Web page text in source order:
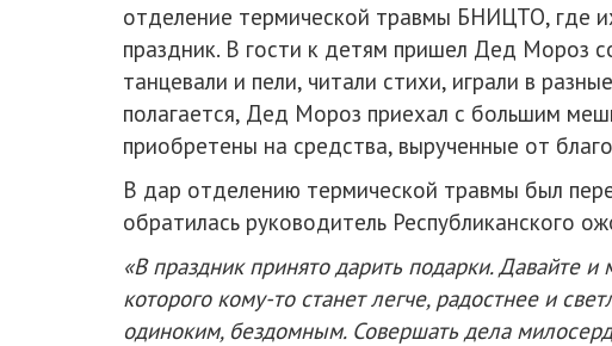
отделение термической травмы БНИЦТО, где
праздник. В гости к детям пришел Дед Мороз
танцевали и пели, читали стихи, играли в
полагается, Дед Мороз приехал с большим
приобретены на средства, вырученные от
В дар отделению термической травмы был
обратилась руководитель Республиканского
«В праздник принято дарить подарки. Давайте
которого кому-то станет легче, радостнее и
одиноким, бездомным. Совершать дела